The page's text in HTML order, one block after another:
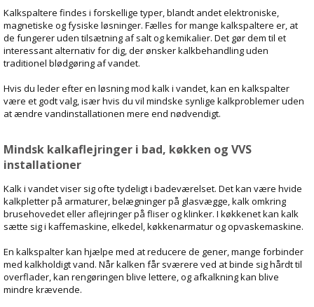
Kalkspaltere findes i forskellige typer, blandt andet elektroniske,
magnetiske og fysiske løsninger. Fælles for mange kalkspaltere er, at
de fungerer uden tilsætning af salt og kemikalier. Det gør dem til et
interessant alternativ for dig, der ønsker kalkbehandling uden
traditionel blødgøring af vandet.
Hvis du leder efter en løsning mod kalk i vandet, kan en kalkspalter
være et godt valg, især hvis du vil mindske synlige kalkproblemer uden
at ændre vandinstallationen mere end nødvendigt.
Mindsk kalkaflejringer i bad, køkken og VVS
installationer
Kalk i vandet viser sig ofte tydeligt i badeværelset. Det kan være hvide
kalkpletter på armaturer, belægninger på glasvægge, kalk omkring
brusehovedet eller aflejringer på fliser og klinker. I køkkenet kan kalk
sætte sig i kaffemaskine, elkedel, køkkenarmatur og opvaskemaskine.
En kalkspalter kan hjælpe med at reducere de gener, mange forbinder
med kalkholdigt vand. Når kalken får sværere ved at binde sig hårdt til
overflader, kan rengøringen blive lettere, og afkalkning kan blive
mindre krævende.